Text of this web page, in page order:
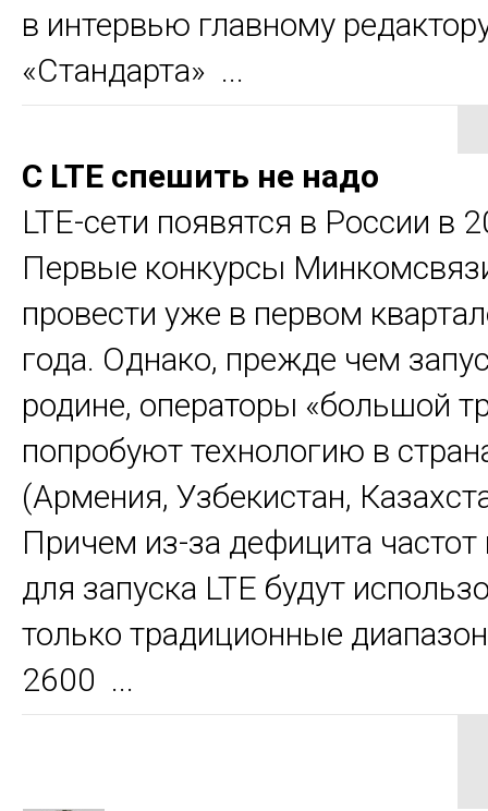
в интервью главному
«Стандарта» ...
С LTE спешить не надо
LTE-сети появятся в России в
Первые конкурсы
провести уже в первом
года. Однако, прежде чем
родине, операторы «большой
попробуют технологию в
(Армения, Узбекистан,
Причем из-за дефицита частот
для запуска LTE будут
только традиционные
2600 ...